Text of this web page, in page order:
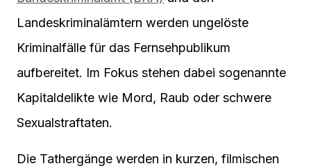
Landeskriminalämtern werden ungelöste
Kriminalfälle für das Fernsehpublikum
aufbereitet. Im Fokus stehen dabei sogenannte
Kapitaldelikte wie Mord, Raub oder schwere
Sexualstraftaten.
Die Tathergänge werden in kurzen, filmischen